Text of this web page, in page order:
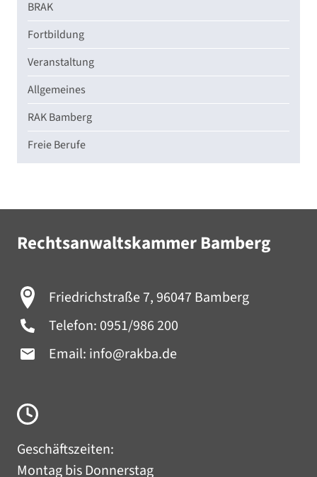
BRAK
Fortbildung
Veranstaltung
Allgemeines
RAK Bamberg
Freie Berufe
Rechtsanwaltskammer Bamberg
Friedrichstraße 7, 96047 Bamberg
Telefon: 0951/986 200
Email: info@rakba.de
Geschäftszeiten:
Montag bis Donnerstag